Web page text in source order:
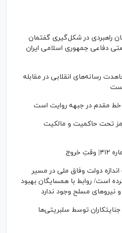
راهبردی در شکل‌گیری گفتمان
دفاعی جمهوری اسلامی ایران
رسانه‌های انقلابی در مقابله
خط مقدم در جبهه روایت است
تحت حاکمیت و مالکیت
دولت وفاق ملی در مسیر
است/ روابط با همسایگان بهبود
نیروهای مسلح وجود ندارد
توسط سلبریتی‌ها